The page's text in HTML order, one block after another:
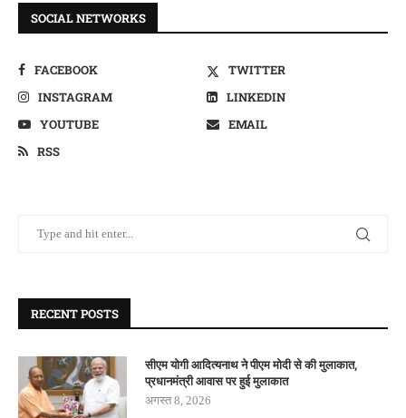
SOCIAL NETWORKS
FACEBOOK
TWITTER
INSTAGRAM
LINKEDIN
YOUTUBE
EMAIL
RSS
RECENT POSTS
सीएम योगी आदित्यनाथ ने पीएम मोदी से की मुलाकात,
प्रधानमंत्री आवास पर हुई मुलाकात
अगस्त 8, 2026